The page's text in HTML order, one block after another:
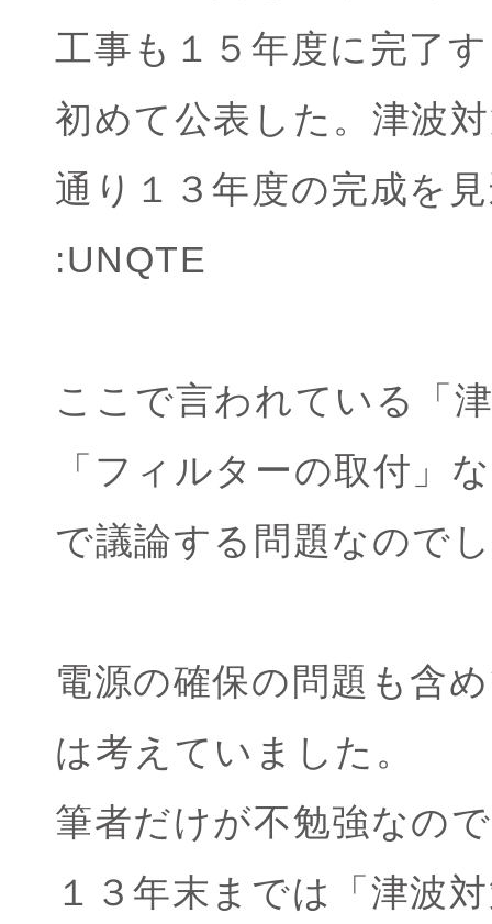
工事も１５年度に完了
初めて公表した。津波
通り１３年度の完成を
:UNQTE
ここで言われている「
「フィルターの取付」
で議論する問題なので
電源の確保の問題も含
は考えていました。
筆者だけが不勉強なの
１３年末までは「津波